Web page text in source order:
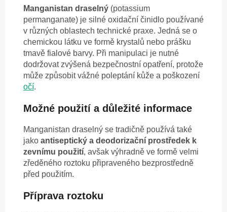
Manganistan draselný (potassium
permanganate) je silné oxidační činidlo používané
v různých oblastech technické praxe. Jedná se o
chemickou látku ve formě krystalů nebo prášku
tmavě fialové barvy. Při manipulaci je nutné
dodržovat zvýšená bezpečnostní opatření, protože
může způsobit vážné poleptání kůže a poškození
očí.
Možné použití a důležité informace
Manganistan draselný se tradičně používá také
jako antiseptický a deodorizační prostředek k
zevnímu použití, avšak výhradně ve formě velmi
zředěného roztoku připraveného bezprostředně
před použitím.
Příprava roztoku